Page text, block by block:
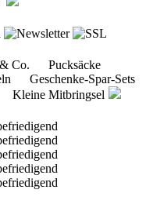
Co. Pucksäcke
Geschenke-Spar-Sets
Mitbringsel